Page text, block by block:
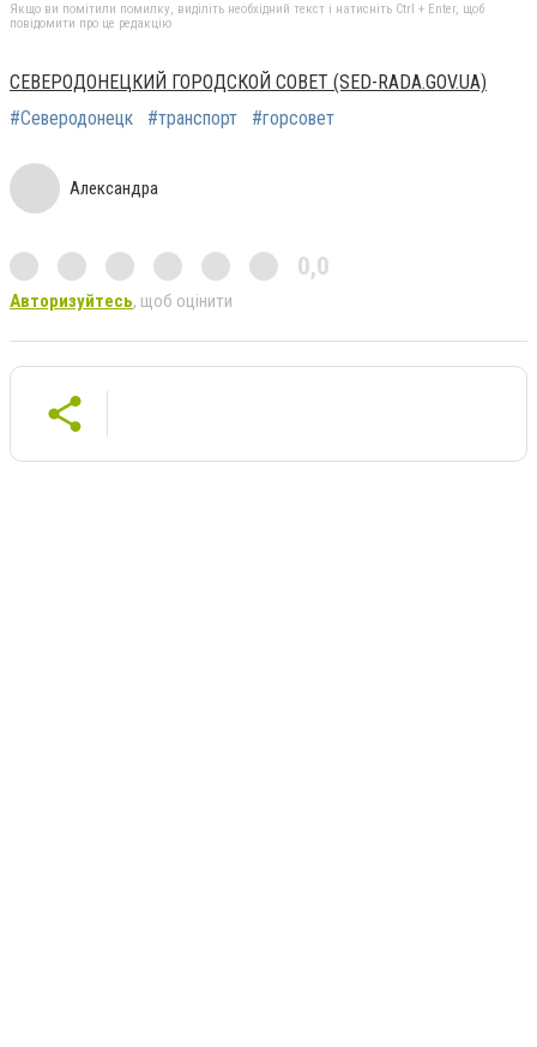
Якщо ви помітили помилку, виділіть необхідний текст і натисніть Ctrl + Enter, щоб
повідомити про це редакцію
СЕВЕРОДОНЕЦКИЙ ГОРОДСКОЙ СОВЕТ (SED-RADA.GOV.UA)
#Северодонецк
#транспорт #горсовет
Александра
0,0
Авторизуйтесь, щоб оцінити